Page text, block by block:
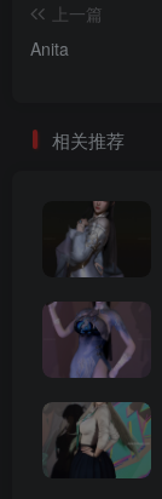
上一篇
Anita
相关推荐